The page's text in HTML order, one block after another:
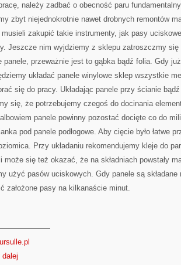
należy zadbać o obecność paru
zbyt niejednokrotnie nawet drobnych remontów
musieli zakupić takie instrumenty, jak pasy
Jeszcze nim wyjdziemy z sklepu zatroszczmy
panele, przeważnie jest to gąbka bądź folia. Gdy
układać panele winylowe sklep wszystkie
się do pracy. Układając panele przy ścianie
się, że potrzebujemy czegoś do docinania
panele powinny pozostać docięte co do
pod panele podłogowe. Aby cięcie było łatwe
Przy układaniu rekomendujemy kleje do
może się też okazać, że na składniach powstały
użyć pasów uciskowych. Gdy panele są składane
założone pasy na kilkanaście minut.
dalej